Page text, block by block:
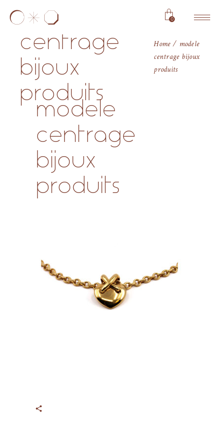
0
modele
centrage
bijoux
produits
Home
modele
centrage bijoux
produits
modele
centrage
bijoux
produits